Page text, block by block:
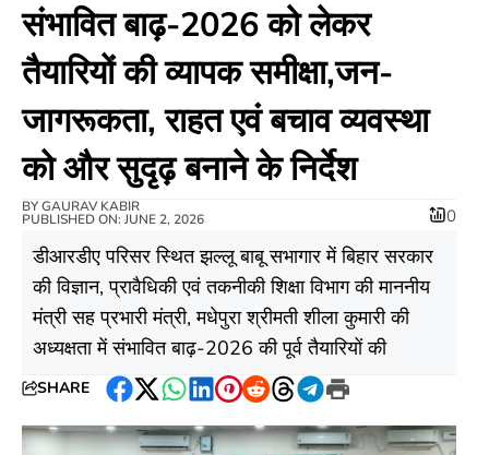
संभावित बाढ़-2026 को लेकर
तैयारियों की व्यापक समीक्षा,जन-
जागरूकता, राहत एवं बचाव व्यवस्था
को और सुदृढ़ बनाने के निर्देश
BYGAURAV KABIR
PUBLISHED ON: JUNE 2, 2026 0
डीआरडीए परिसर स्थित झल्लू बाबू सभागार में बिहार सरकार
की विज्ञान, प्रावैधिकी एवं तकनीकी शिक्षा विभाग की माननीय
मंत्री सह प्रभारी मंत्री, मधेपुरा श्रीमती शीला कुमारी की
अध्यक्षता में संभावित बाढ़-2026 की पूर्व तैयारियों की
SHARE
Facebook
Twitter
WhatsApp
LinkedIn
Pinterest
RedditThreads
Telegram
Print